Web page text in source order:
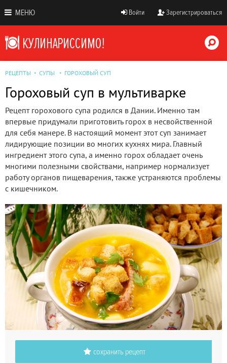
МЕНЮ Войти Зарегистрироваться
РЕЦЕПТЫ СУПЫ ГОРОХОВЫЙ СУП
Гороховый суп в мультиварке
Рецепт горохового супа родился в Дании. Именно там
впервые придумали приготовить горох в несвойственной
для себя манере. В настоящий момент этот суп занимает
лидирующие позиции во многих кухнях мира. Главный
ингредиент этого супа, а именно горох обладает очень
многими полезными свойствами, например нормализует
работу органов пищеварения, также устраняются проблемы
с кишечником.
сохранить рецепт